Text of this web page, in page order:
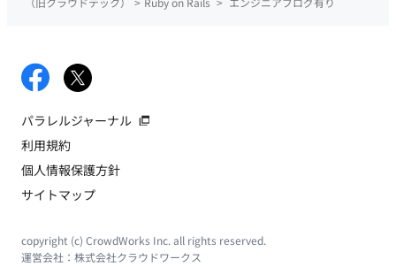
パラレルジャーナル
利用規約
個人情報保護方針
サイトマップ
copyright (c) CrowdWorks Inc. all rights reserved.
運営会社： 株式会社クラウドワークス